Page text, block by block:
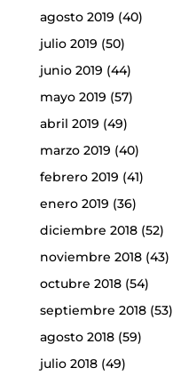
agosto 2019 (40)
julio 2019 (50)
junio 2019 (44)
mayo 2019 (57)
abril 2019 (49)
marzo 2019 (40)
febrero 2019 (41)
enero 2019 (36)
diciembre 2018(52)
noviembre 2018(43)
octubre 2018(54)
septiembre 2018(53)
agosto 2018(59)
julio 2018(49)